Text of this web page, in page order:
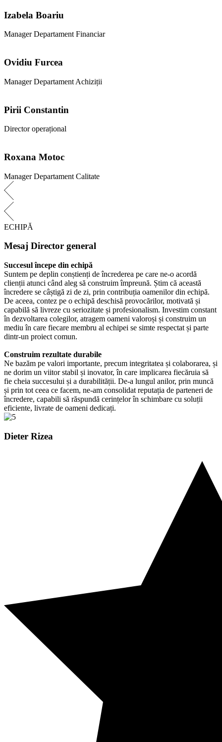
Izabela Boariu
Manager Departament Financiar
Ovidiu Furcea
Manager Departament Achiziții
Pirii Constantin
Director operațional
Roxana Motoc
Manager Departament Calitate
ECHIPĂ
Mesaj Director general
Succesul începe din echipă
Suntem pe deplin conștienți de încrederea pe care ne-o acordă
clienții atunci când aleg să construim împreună. Știm că această
încredere se câștigă zi de zi, prin contribuția oamenilor din echipă.
De aceea, contez pe o echipă deschisă provocărilor, motivată și
capabilă să livreze cu seriozitate și profesionalism. Investim constant
în dezvoltarea colegilor, atragem oameni valoroși și construim un
mediu în care fiecare membru al echipei se simte respectat și parte
dintr-un proiect comun.
Construim rezultate durabile
Ne bazăm pe valori importante, precum integritatea și colaborarea, și
ne dorim un viitor stabil și inovator, în care implicarea fiecăruia să
fie cheia succesului și a durabilității. De-a lungul anilor, prin muncă
și prin tot ceea ce facem, ne-am consolidat reputația de parteneri de
încredere, capabili să răspundă cerințelor în schimbare cu soluții
eficiente, livrate de oameni dedicați.
Dieter Rizea